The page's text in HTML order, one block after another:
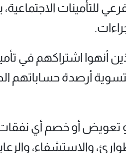
الاجتماعية،
أنهوا اشتراكهم في
أرصدة حساباتهم
تعويض أو خصم أي
والاستشفاء،